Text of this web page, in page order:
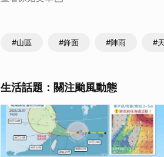
#山區 #鋒面 #陣雨 #
生活話題：關注颱風動態